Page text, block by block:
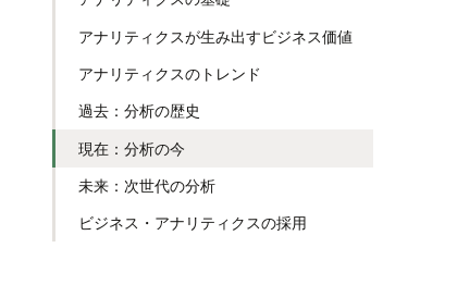
アナリティクスが生み出すビジネス価値
アナリティクスのトレンド
過去：分析の歴史
現在：分析の今
未来：次世代の分析
ビジネス・アナリティクスの採用